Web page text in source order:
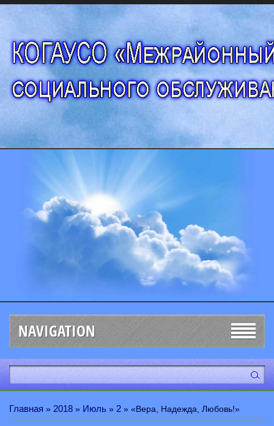
NAVIGATION
Главная » 2018 » Июль » 2 » «Вера, Надежда, Любовь!»